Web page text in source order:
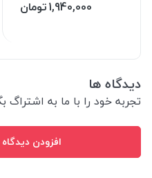
1,940,000تومان
دیدگاه ها
تجربه خود را با ما به اشتراگ
افزودن دیدگاه